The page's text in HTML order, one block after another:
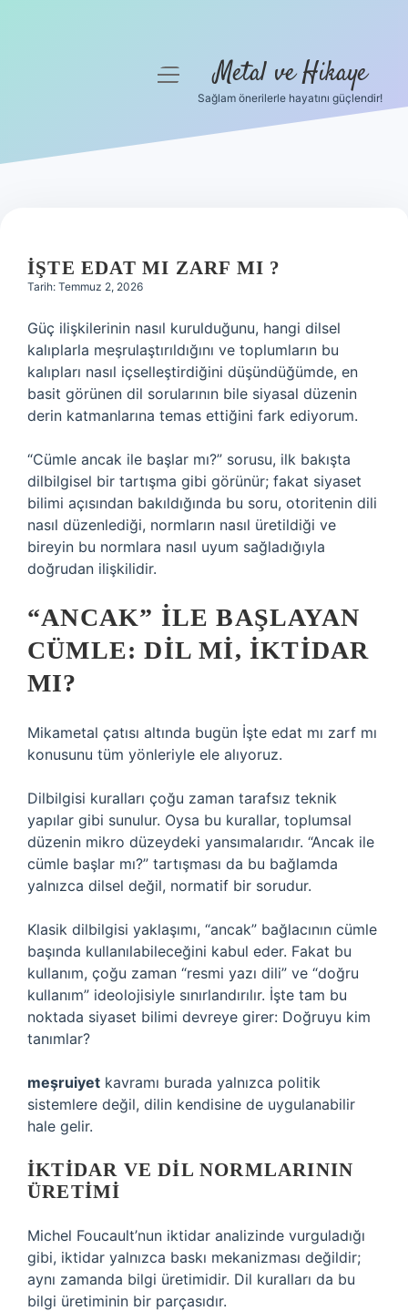
Hakkımızda
menüyüMetal ve Hikaye
Sağlam önerilerle hayatını güçlendir!
İŞTE EDAT MI ZARF MI ?
Tarih: Temmuz 2, 2026
Güç ilişkilerinin nasıl kurulduğunu, hangi dilsel
kalıplarla meşrulaştırıldığını ve toplumların bu
kalıpları nasıl içselleştirdiğini düşündüğümde, en
basit görünen dil sorularının bile siyasal düzenin
derin katmanlarına temas ettiğini fark ediyorum.
“Cümle ancak ile başlar mı?” sorusu, ilk bakışta
dilbilgisel bir tartışma gibi görünür; fakat siyaset
bilimi açısından bakıldığında bu soru, otoritenin dili
nasıl düzenlediği, normların nasıl üretildiği ve
bireyin bu normlara nasıl uyum sağladığıyla
doğrudan ilişkilidir.
“ANCAK” ILE BAŞLAYAN
CÜMLE: DIL MI, IKTIDAR
MI?
Mikametal çatısı altında bugün İşte edat mı zarf mı
konusunu tüm yönleriyle ele alıyoruz.
Dilbilgisi kuralları çoğu zaman tarafsız teknik
yapılar gibi sunulur. Oysa bu kurallar, toplumsal
düzenin mikro düzeydeki yansımalarıdır. “Ancak ile
cümle başlar mı?” tartışması da bu bağlamda
yalnızca dilsel değil, normatif bir sorudur.
Klasik dilbilgisi yaklaşımı, “ancak” bağlacının cümle
başında kullanılabileceğini kabul eder. Fakat bu
kullanım, çoğu zaman “resmi yazı dili” ve “doğru
kullanım” ideolojisiyle sınırlandırılır. İşte tam bu
noktada siyaset bilimi devreye girer: Doğruyu kim
tanımlar?
meşruiyet kavramı burada yalnızca politik
sistemlere değil, dilin kendisine de uygulanabilir
hale gelir.
İKTIDAR VE DIL NORMLARININ
ÜRETIMI
Michel Foucault’nun iktidar analizinde vurguladığı
gibi, iktidar yalnızca baskı mekanizması değildir;
aynı zamanda bilgi üretimidir. Dil kuralları da bu
bilgi üretiminin bir parçasıdır.